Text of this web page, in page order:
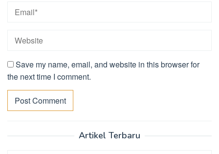
Save my name, email, and website in this browser for
the next time I comment.
Artikel Terbaru